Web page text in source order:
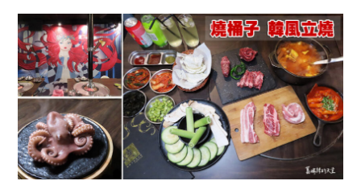
台
灣
第
一
味
新
品
上
市，
黑
糖
鮮
奶
遇
上